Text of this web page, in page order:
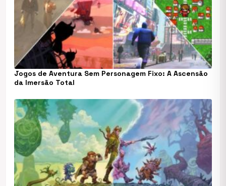
Jogos de Aventura Sem Personagem Fixo: A Ascensão
da Imersão Total